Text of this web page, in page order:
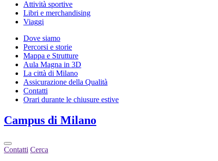
Attività sportive
Libri e merchandising
Viaggi
Dove siamo
Percorsi e storie
Mappa e Strutture
Aula Magna in 3D
La città di Milano
Assicurazione della Qualità
Contatti
Orari durante le chiusure estive
Campus di Milano
Contatti Cerca